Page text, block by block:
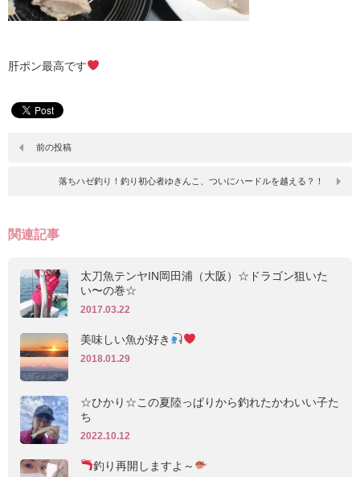
肝ポン最高です
前の投稿
落ちハゼ釣り！釣り初心者ゆきんこ、ついにハードルを越える？！
関連記事
太刀魚テンヤIN岡田浦（大阪）☆ドラゴン狙いた
い〜の巻☆
2017.03.22
美味しい魚が好き
2018.01.29
☆ひかり☆この夏陸っぱりから釣れたかわいい子た
ち
2022.10.12
釣り再開しますよ～